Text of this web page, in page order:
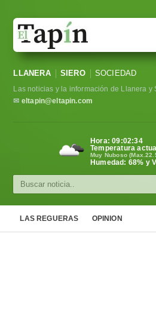
Sociedad
Política
Cultura
LLANERA SIERO SOCIEDAD
Las noticias y la información de Llanera y
✉ eltapin@eltapin.com
Hora:09:02:35
Temperatura
Muy Nuboso
Humedad: 68% y
LAS REGUERAS OPINION